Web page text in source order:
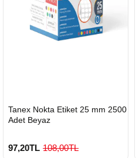
GÖNDERİ
Tanex Nokta Etiket 25 mm 2500
Adet Beyaz
97,20TL 108,00TL